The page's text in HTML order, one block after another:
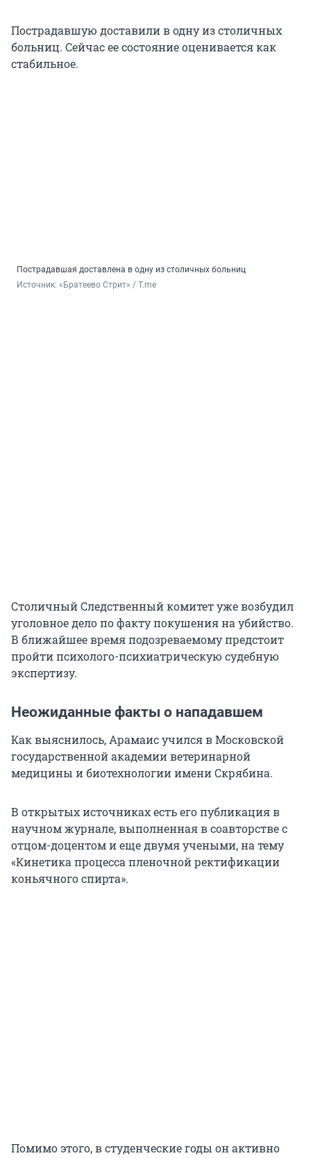
Пострадавшую доставили в одну из столичных
больниц. Сейчас ее состояние оценивается как
стабильное.
Пострадавшая доставлена в одну из столичных больниц
Источник: «Братеево Стрит» / T.me
Столичный Следственный комитет уже возбудил
уголовное дело по факту покушения на убийство.
В ближайшее время подозреваемому предстоит
пройти психолого-психиатрическую судебную
экспертизу.
Неожиданные факты о нападавшем
Как выяснилось, Арамаис учился в Московской
государственной академии ветеринарной
медицины и биотехнологии имени Скрябина.
В открытых источниках есть его публикация в
научном журнале, выполненная в соавторстве с
отцом-доцентом и еще двумя учеными, на тему
«Кинетика процесса пленочной ректификации
коньячного спирта».
Помимо этого, в студенческие годы он активно